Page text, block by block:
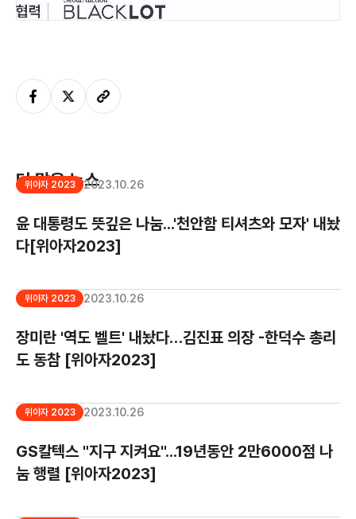
더 많은 뉴스
위아자 2023 2023.10.26
윤 대통령도 뜻깊은 나눔...'천안함 티셔츠와 모자' 내놨
다[위아자2023]
위아자 2023 2023.10.26
장미란 '역도 벨트' 내놨다…김진표 의장 -한덕수 총리
도 동참 [위아자2023]
위아자 2023 2023.10.26
GS칼텍스 "지구 지켜요"...19년동안 2만6000점 나
눔 행렬 [위아자2023]